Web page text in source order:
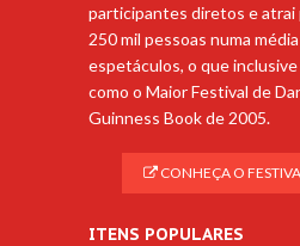
participantes diretos e atrai
250 mil pessoas numa
espetáculos, o que
como o Maior Festival de
Guinness Book de 2005.
CONHEÇA O
ITENS POPULARES